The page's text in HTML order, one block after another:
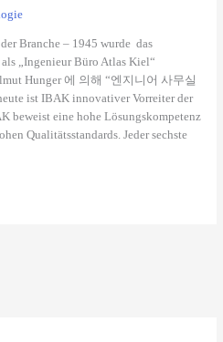
Branche – 1945 wurde das
„Ingenieur Büro Atlas Kiel“
Hunger 에 의해 “엔지니어 사무실
ist IBAK innovativer Vorreiter der
beweist eine hohe Lösungskompetenz
Qualitätsstandards. Jeder sechste